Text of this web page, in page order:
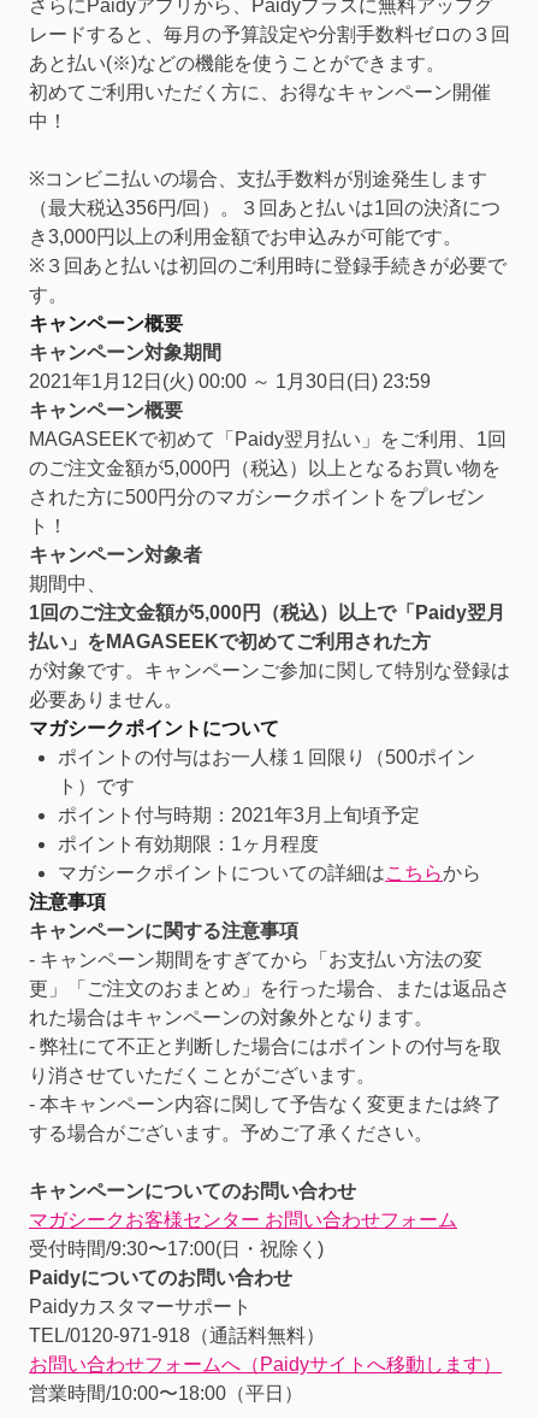
さらにPaidyアプリから、Paidyプラスに無料アップグ
レードすると、毎月の予算設定や分割手数料ゼロの３回
あと払い(※)などの機能を使うことができます。
初めてご利用いただく方に、お得なキャンペーン開催
中！
※コンビニ払いの場合、支払手数料が別途発生します
（最大税込356円/回）。３回あと払いは1回の決済につ
き3,000円以上の利用金額でお申込みが可能です。
※３回あと払いは初回のご利用時に登録手続きが必要で
す。
キャンペーン概要
キャンペーン対象期間
2021年1月12日(火) 00:00 ～ 1月30日(日) 23:59
キャンペーン概要
MAGASEEKで初めて「Paidy翌月払い」をご利用、1回
のご注文金額が5,000円（税込）以上となるお買い物を
された方に500円分のマガシークポイントをプレゼン
ト！
キャンペーン対象者
期間中、
1回のご注文金額が5,000円（税込）以上で「Paidy翌月
払い」をMAGASEEKで初めてご利用された方
が対象です。キャンペーンご参加に関して特別な登録は
必要ありません。
マガシークポイントについて
ポイントの付与はお一人様１回限り（500ポイン
ト）です
ポイント付与時期：2021年3月上旬頃予定
ポイント有効期限：1ヶ月程度
マガシークポイントについての詳細はこちらから
注意事項
キャンペーンに関する注意事項
- キャンペーン期間をすぎてから「お支払い方法の変
更」「ご注文のおまとめ」を行った場合、または返品さ
れた場合はキャンペーンの対象外となります。
- 弊社にて不正と判断した場合にはポイントの付与を取
り消させていただくことがございます。
- 本キャンペーン内容に関して予告なく変更または終了
する場合がございます。予めご了承ください。
キャンペーンについてのお問い合わせ
マガシークお客様センター お問い合わせフォーム
受付時間/9:30〜17:00(日・祝除く)
Paidyについてのお問い合わせ
Paidyカスタマーサポート
TEL/0120-971-918（通話料無料）
お問い合わせフォームへ（Paidyサイトへ移動します）
営業時間/10:00〜18:00（平日）